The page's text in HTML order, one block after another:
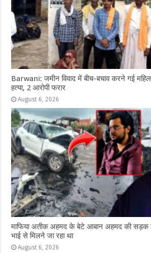
Barwani: जमीन विवाद में बीच-बचाव करने गई
हत्या, 2 आरोपी फरार
August 6, 2026
माफिया अतीक अहमद के बेटे आबान अहमद की सड़क
भाई से मिलने जा रहा था
August 6, 2026